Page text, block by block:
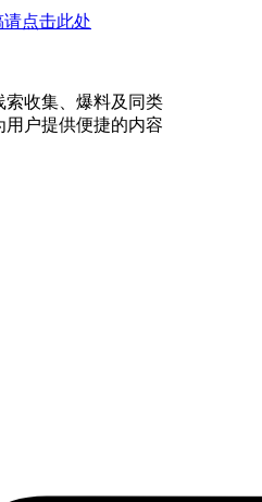
请点击此处
索收集、爆料及同类
户提供便捷的内容